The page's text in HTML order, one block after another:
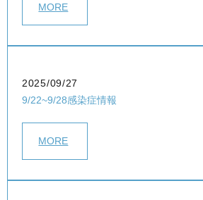
MORE
2025/09/27
9/22~9/28感染症情報
MORE